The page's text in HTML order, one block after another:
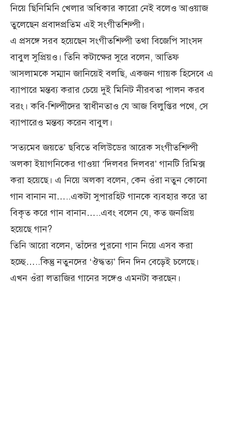
নিয়ে ছিনিমিনি খেলার অধিকার কারো নেই বলেও আওয়াজ
তুলেছেন প্রবাদপ্রতিম এই সংগীতশিল্পী।
এ প্রসঙ্গে সরব হয়েছেন সংগীতশিল্পী তথা বিজেপি সাংসদ
বাবুল সুপ্রিয়ও। তিনি কটাক্ষের সুরে বলেন, আতিফ
আসলামকে সম্মান জানিয়েই বলছি, একজন গায়ক হিসেবে এ
ব্যাপারে মন্তব্য করার চেয়ে দুই মিনিট নীরবতা পালন করব
বরং। কবি-শিল্পীদের স্বাধীনতাও যে আজ বিলুপ্তির পথে, সে
ব্যাপারেও মন্তব্য করেন বাবুল।
‘সত্যমেব জয়তে’ ছবিতে বলিউডের আরেক সংগীতশিল্পী
অলকা ইয়াগনিকের গাওয়া ‘দিলবর দিলবর’ গানটি রিমিক্স
করা হয়েছে। এ নিয়ে অলকা বলেন, কেন ওঁরা নতুন কোনো
গান বানান না…..একটা সুপারহিট গানকে ব্যবহার করে তা
বিকৃত করে গান বানান…..এবং বলেন যে, কত জনপ্রিয়
হয়েছে গান?
তিনি আরো বলেন, তাঁদের পুরনো গান নিয়ে এসব করা
হচ্ছে…..কিন্তু নতুনদের ‘ঔদ্ধত্য’ দিন দিন বেড়েই চলেছে।
এখন ওঁরা লতাজির গানের সঙ্গেও এমনটা করছেন।